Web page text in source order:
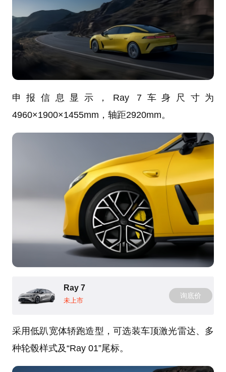
申报信息显示，Ray 7车身尺寸为
4960×1900×1455mm，轴距2920mm。
Ray 7
未上市
询底价
采用低趴宽体轿跑造型，可选装车顶激光雷达、多
种轮毂样式及“Ray 01”尾标。